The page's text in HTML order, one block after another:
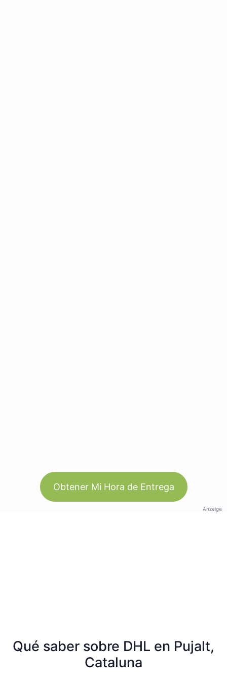
Obtener Mi Hora de Entrega
Anzeige
Qué saber sobre DHL en Pujalt,
Cataluna